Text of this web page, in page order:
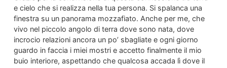
e cielo che si realizza nella tua persona. Si spalanca una
finestra su un panorama mozzafiato. Anche per me, che
vivo nel piccolo angolo di terra dove sono nata, dove
incrocio relazioni ancora un po’ sbagliate e ogni giorno
guardo in faccia i miei mostri e accetto finalmente il mio
buio interiore, aspettando che qualcosa accada lì dove il